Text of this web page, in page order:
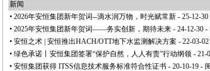
新闻
• 2026年安恒集团新年贺词--滴水润万物，时光赋常新 - 25-12-
• 2025年安恒集团新年贺词——务实创新，期待未来 - 24-12-30 -
• 安恒之术 | 安恒推出HACH/OTT地下水监测解决方案 - 22-03-
• 绿色承诺丨安恒集团签署“保护自然，人人有责”行动纲领 - 21-
• 安恒集团获得 ITSS信息技术服务标准符合性证书 - 20-10-19 -